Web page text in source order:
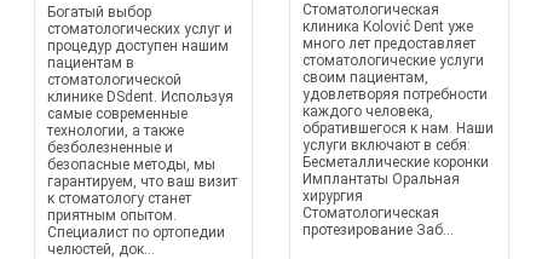
Богатый выбор
стоматологических услуг и
процедур доступен нашим
пациентам в
стоматологической
клинике DSdent. Используя
самые современные
технологии, а также
безболезненные и
безопасные методы, мы
гарантируем, что ваш визит
к стоматологу станет
приятным опытом.
Специалист по ортопедии
челюстей, док...
Стоматологическая
клиника Kolović Dent уже
много лет предоставляет
стоматологические услуги
своим пациентам,
удовлетворяя потребности
каждого человека,
обратившегося к нам. Наши
услуги включают в себя:
Бесметаллические коронки
Имплантаты Оральная
хирургия
Стоматологическая
протезирование Заб...